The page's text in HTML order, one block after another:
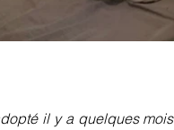
il y a quelques